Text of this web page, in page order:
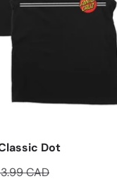
Dot
normal
CAD